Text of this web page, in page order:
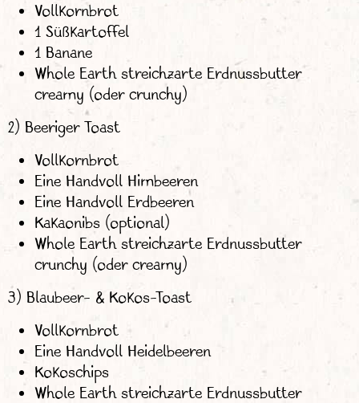
Vollkornbrot
1 Süßkartoffel
1 Banane
Whole Earth streichzarte Erdnussbutter
creamy (oder crunchy)
2) Beeriger Toast
Vollkornbrot
Eine Handvoll Himbeeren
Eine Handvoll Erdbeeren
Kakaonibs (optional)
Whole Earth streichzarte Erdnussbutter
crunchy (oder creamy)
3) Blaubeer- & Kokos-Toast
Vollkornbrot
Eine Handvoll Heidelbeeren
Kokoschips
Whole Earth streichzarte Erdnussbutter